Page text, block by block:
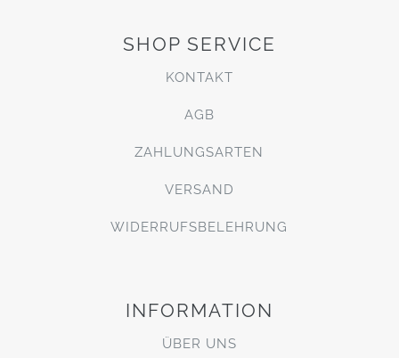
SHOP SERVICE
KONTAKT
AGB
ZAHLUNGSARTEN
VERSAND
WIDERRUFSBELEHRUNG
INFORMATION
ÜBER UNS